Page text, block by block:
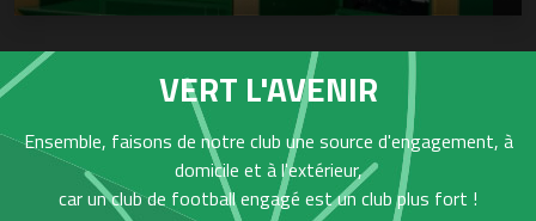
VERT L'AVENIR
Ensemble, faisons de notre club une source d'engagement, à
domicile et à l'extérieur,
car un club de football engagé est un club plus fort !